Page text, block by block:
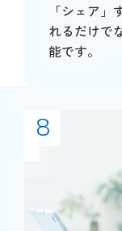
「シェア
れるだけで
能です。
8